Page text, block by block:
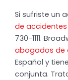
Si sufriste un
de accidentes
730-1111.
abogados de
Español y
conjunta.